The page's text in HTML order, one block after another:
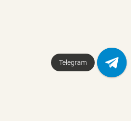
Telegram